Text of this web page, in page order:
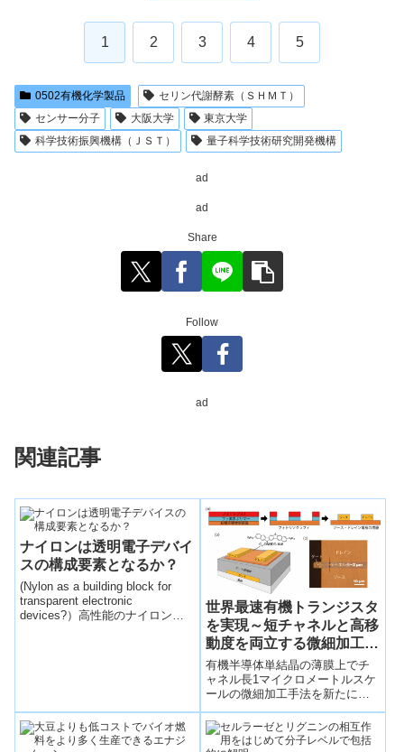
1 2 3 4 5
0502有機化学製品
セリン代謝酵素（ＳＨＭＴ）
センサー分子
大阪大学
東京大学
科学技術振興機構（ＪＳＴ）
量子科学技術研究開発機構
ad
ad
Share
Follow
ad
関連記事
ナイロンは透明電子デバイ
スの構成要素となるか？
(Nylon as a building block for
transparent electronic
devices?）高性能のナイロン薄
世界最速有機トランジスタ
を実現～短チャネルと高移
動度を両立する微細加工技
術を開発～
有機半導体単結晶の薄膜上でチ
ャネル長1マイクロメートルスケ
ールの微細加工手法を新たに開
発。10 cm2/Vsの高移動度と短チ
ャネル化を同時に達成し、グル
ープが有しす世界記録を2倍程度